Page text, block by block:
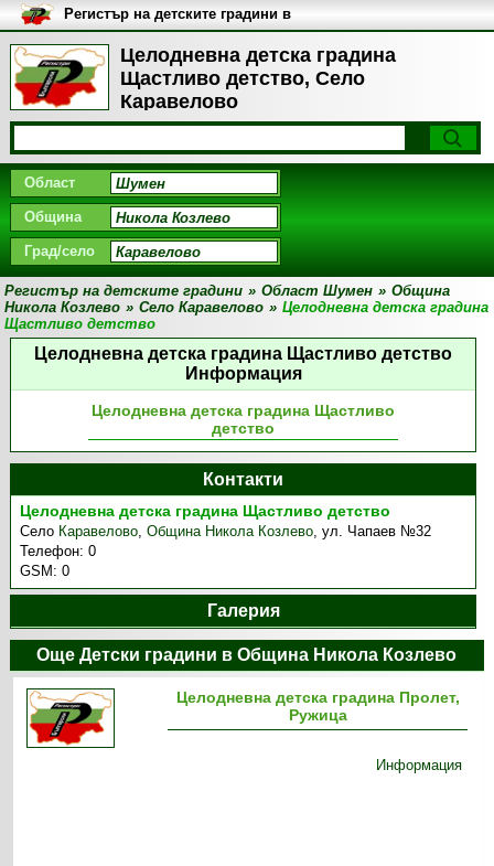
Целодневна детска градина
Щастливо детство, Село
Каравелово
Регистър на детските градини в
България
Област
Община
Град/село
Регистър на детските градини » Област Шумен » Община
Никола Козлево » Село Каравелово » Целодневна детска градина
Щастливо детство
Целодневна детска градина Щастливо детство
Информация
Целодневна детска градина Щастливо
детство
Контакти
Целодневна детска градина Щастливо детство
Село Каравелово,Община Никола Козлево,ул. Чапаев №32
Телефон:0
GSM:0
Галерия
Още Детски градини в Община Никола Козлево
Целодневна детска градина Пролет,
Ружица
Информация